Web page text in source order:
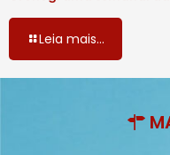
Leia mais...